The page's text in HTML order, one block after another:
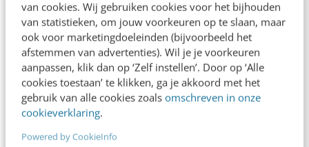
van cookies. Wij gebruiken cookies voor het bijhouden
van statistieken, om jouw voorkeuren op te slaan, maar
ook voor marketingdoeleinden (bijvoorbeeld het
afstemmen van advertenties). Wil je je voorkeuren
aanpassen, klik dan op ‘Zelf instellen’. Door op ‘Alle
cookies toestaan’ te klikken, ga je akkoord met het
gebruik van alle cookies zoals omschreven in onze
cookieverklaring.
Powered by CookieInfo
Sommige incentives hadden dezelfde
economische waarde, maar verschilden qua
psychologische waarde. Zo scoorde in
dezelfde prijscategorie een weekendje
Maastricht veel beter dan een Nespresso-
machine. Of, zeer verrassend: een donatie van